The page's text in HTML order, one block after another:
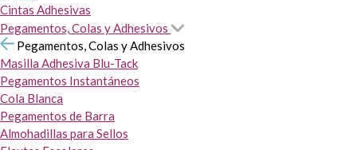
Cintas Adhesivas
Pegamentos, Colas y Adhesivos
Pegamentos, Colas y Adhesivos
Masilla Adhesiva Blu-Tack
Pegamentos Instantáneos
Cola Blanca
Pegamentos de Barra
Almohadillas para Sellos